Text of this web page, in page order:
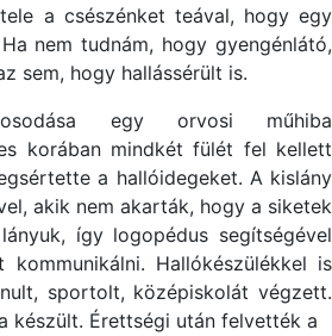
a csészénket teával, hogy egy
nem tudnám, hogy gyengénlátó,
sem, hogy hallássérült is.
egy orvosi műhiba
korában mindkét fülét fel kellett
a hallóidegeket. A kislány
akik nem akarták, hogy a siketek
így logopédus segítségével
kommunikálni. Hallókészülékkel is
sportolt, középiskolát végzett.
készült. Érettségi után felvették a